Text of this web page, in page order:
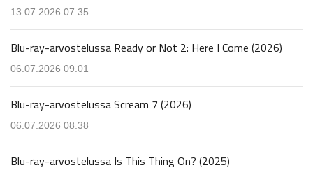
13.07.2026 07.35
Blu-ray-arvostelussa Ready or Not 2: Here I Come (2026)
06.07.2026 09.01
Blu-ray-arvostelussa Scream 7 (2026)
06.07.2026 08.38
Blu-ray-arvostelussa Is This Thing On? (2025)